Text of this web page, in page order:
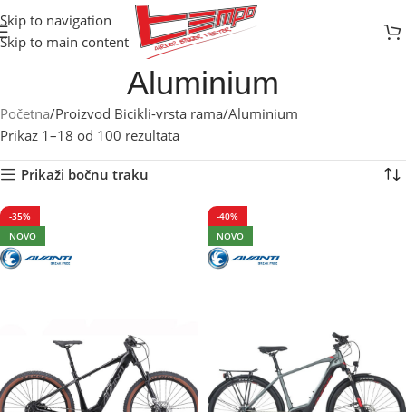
Skip to navigation
Skip to main content
Aluminium
Početna Proizvod Bicikli-vrsta rama Aluminium
Prikaz 1–18 od 100 rezultata
Prikaži bočnu traku
-35%
NOVO
-40%
NOVO